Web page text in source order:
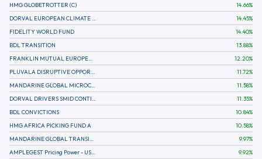
HMG GLOBETROTTER (C)
14.66%
14.45%
FIDELITY WORLD FUND
14.40%
BDL TRANSITION
13.88%
12.20%
11.72%
11.58%
11.35%
BDL CONVICTIONS
10.84%
HMG AFRICA PICKING FUND A
10.58%
9.97%
9.92%